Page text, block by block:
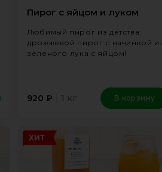
Пирог с яйцом и луком
Любимый пирог из детства:
дрожжевой пирог с начинкой
зеленого лука с яйцом!
920 ₽ 1 кг В корзину
ХИТ